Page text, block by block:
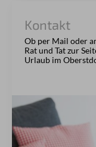
Kontakt
Ob per Mail oder
Rat und Tat zur
Urlaub im